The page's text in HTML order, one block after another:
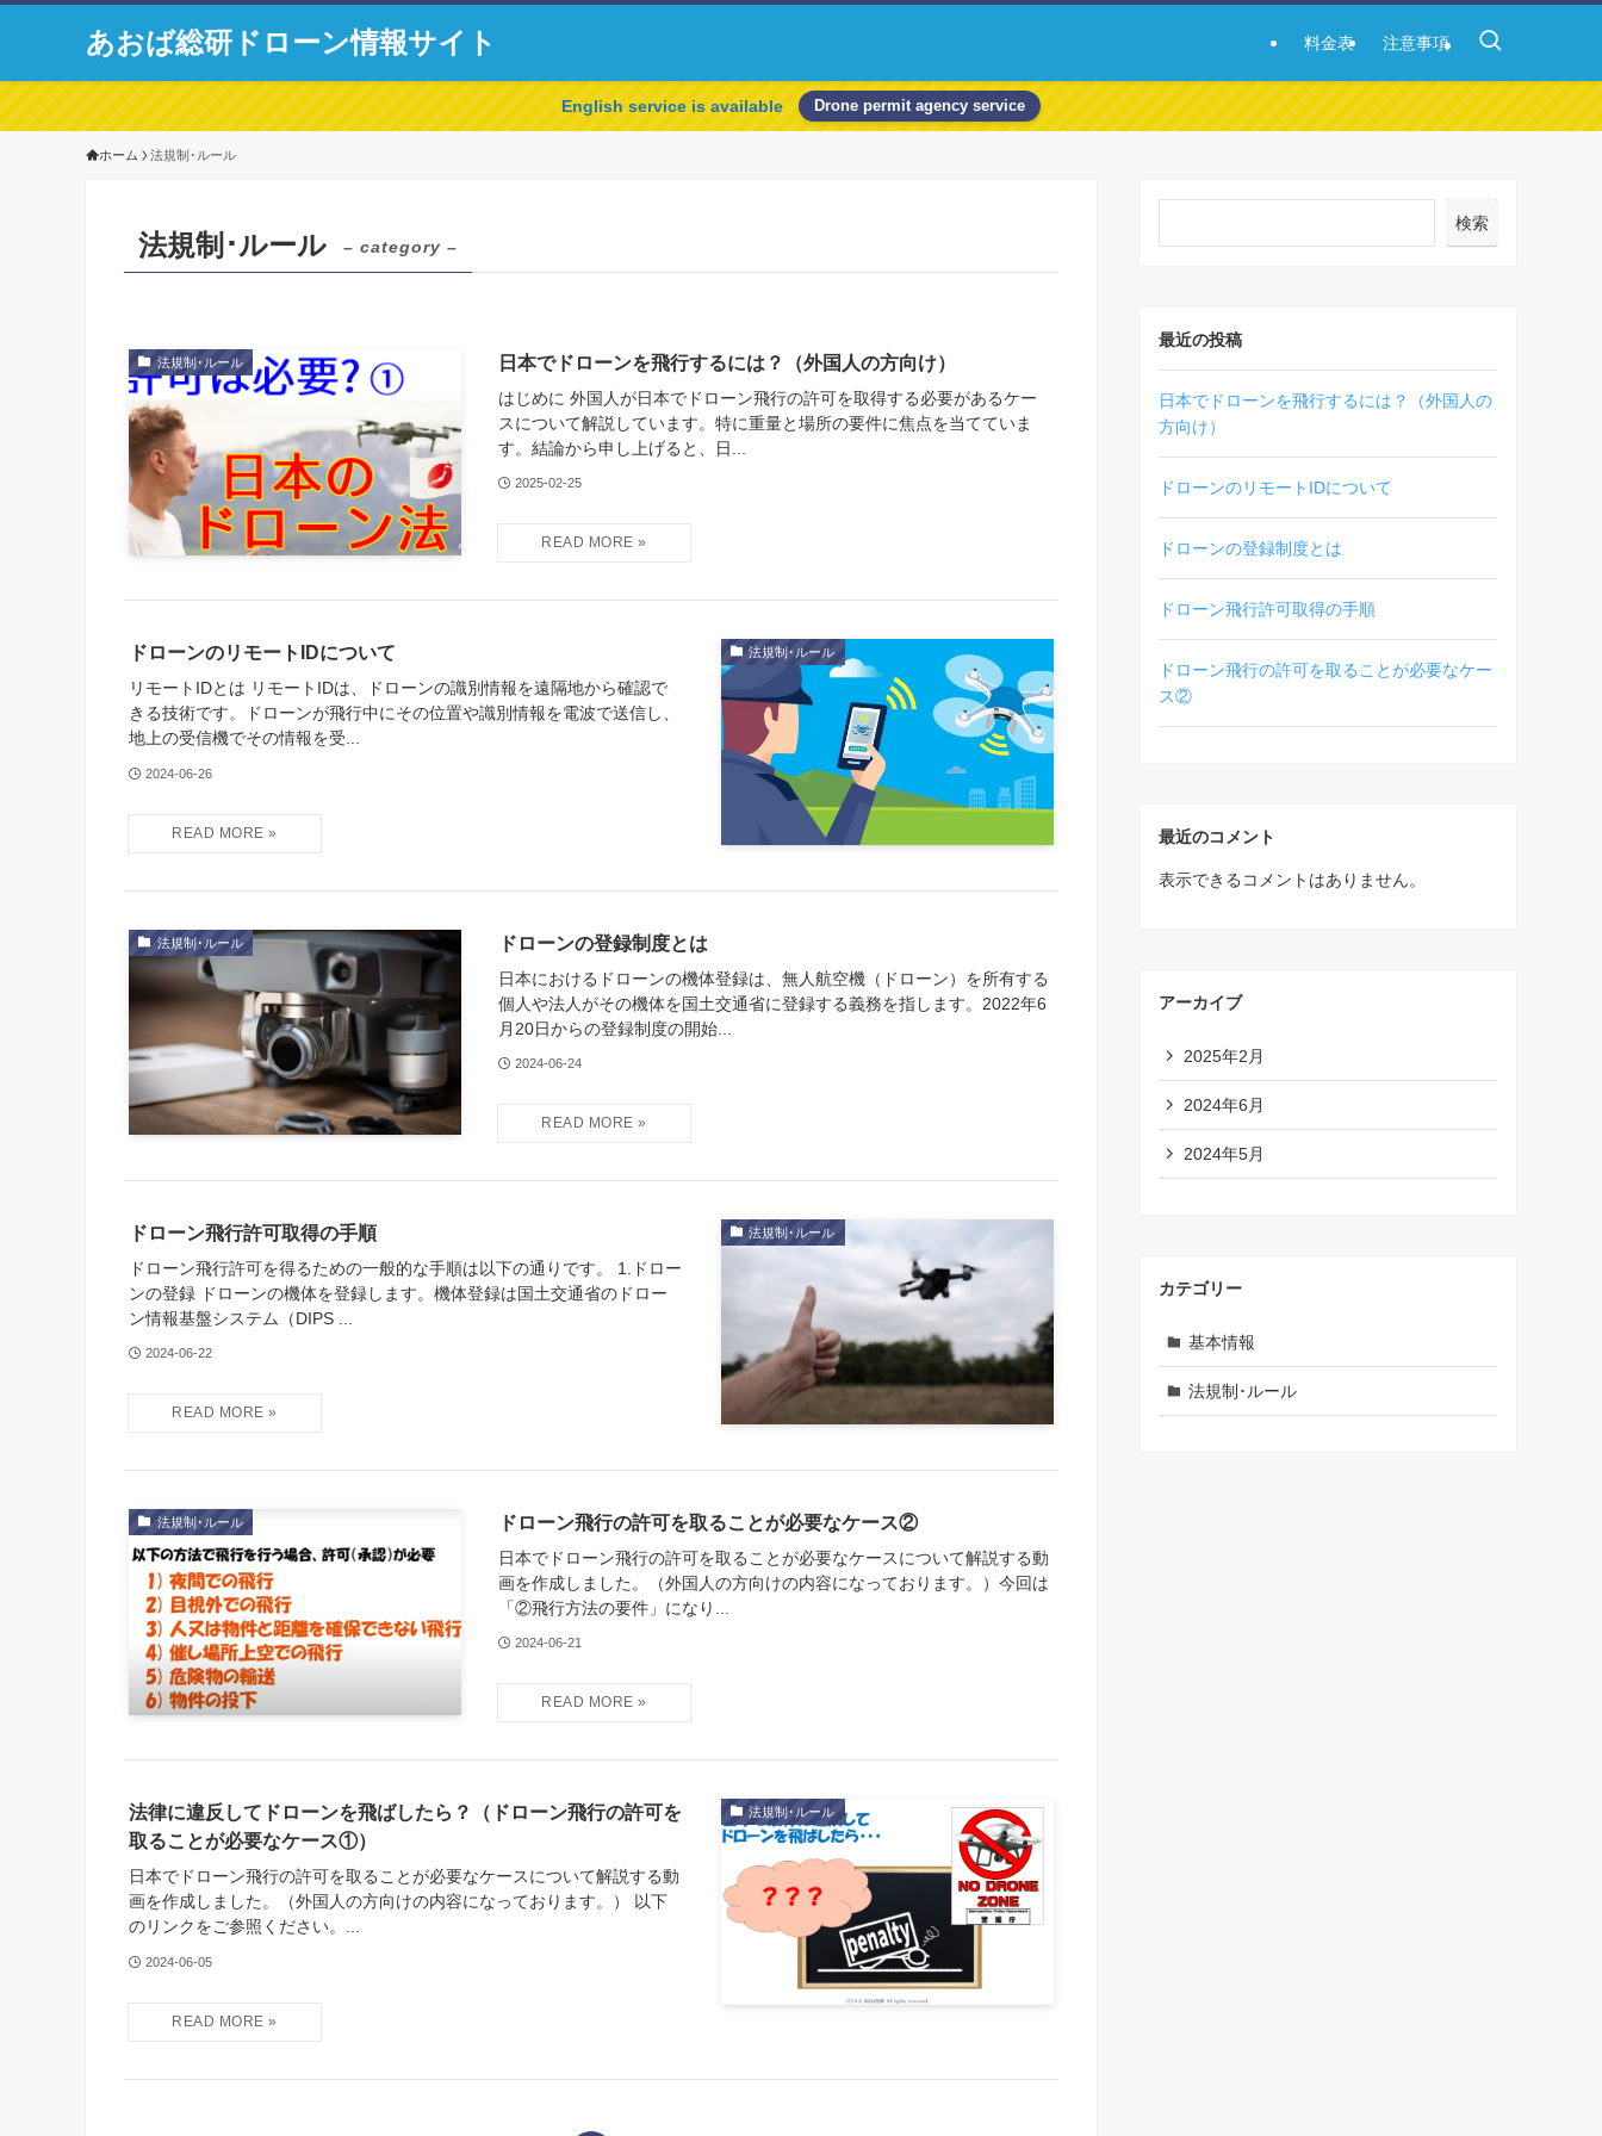
あおば総研ドローン情報サイト 料金表 注意事項
English service is available Drone permit agency service
ホーム 法規制･ルール
法規制･ルール – category –
法規制･ルール 日本でドローンを飛行するには？（外国人の方向け）
はじめに 外国人が日本でドローン飛行の許可を取得する必要があるケー
スについて解説しています。特に重量と場所の要件に焦点を当てていま
す。結論から申し上げると、日...
2025-02-25
法規制･ルール
ドローンのリモートIDについて
リモートIDとは リモートIDは、ドローンの識別情報を遠隔地から確認で
きる技術です。ドローンが飛行中にその位置や識別情報を電波で送信し、
地上の受信機でその情報を受...
2024-06-26
法規制･ルール ドローンの登録制度とは
日本におけるドローンの機体登録は、無人航空機（ドローン）を所有する
個人や法人がその機体を国土交通省に登録する義務を指します。2022年6
月20日からの登録制度の開始...
2024-06-24
法規制･ルール
ドローン飛行許可取得の手順
ドローン飛行許可を得るための一般的な手順は以下の通りです。 1.ドロー
ンの登録 ドローンの機体を登録します。機体登録は国土交通省のドロー
ン情報基盤システム（DIPS ...
2024-06-22
法規制･ルール ドローン飛行の許可を取ることが必要なケース②
日本でドローン飛行の許可を取ることが必要なケースについて解説する動
画を作成しました。（外国人の方向けの内容になっております。）今回は
「②飛行方法の要件」になり...
2024-06-21
法規制･ルール
法律に違反してドローンを飛ばしたら？（ドローン飛行の許可を
取ることが必要なケース①）
日本でドローン飛行の許可を取ることが必要なケースについて解説する動
画を作成しました。（外国人の方向けの内容になっております。） 以下
のリンクをご参照ください。...
2024-06-05
検索
最近の投稿
日本でドローンを飛行するには？（外国人の
方向け）
ドローンのリモートIDについて
ドローンの登録制度とは
ドローン飛行許可取得の手順
ドローン飛行の許可を取ることが必要なケー
ス②
最近のコメント
表示できるコメントはありません。
アーカイブ
2025年2月
2024年6月
2024年5月
カテゴリー
基本情報
法規制･ルール